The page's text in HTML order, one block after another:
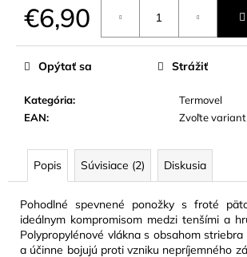
€6,90
Kategória:
Termovel
EAN: Zvoľte variant
Opýtať sa Strážiť
Popis Súvisiace (2) Diskusia
Pohodlné spevnené ponožky s froté
ideálnym kompromisom medzi tenšími a
Polypropylénové vlákna s obsahom
a účinne bojujú proti vzniku nepríjemného